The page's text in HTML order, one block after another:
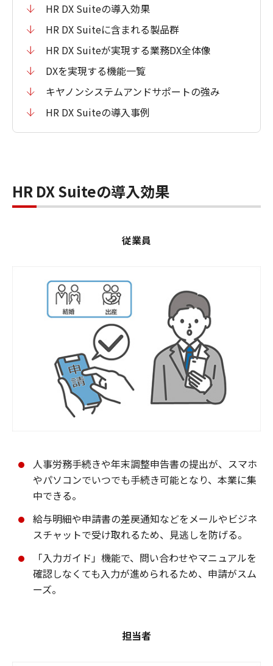
HR DX Suiteの導入効果
HR DX Suiteに含まれる製品群
HR DX Suiteが実現する業務DX全体像
DXを実現する機能一覧
キヤノンシステムアンドサポートの強み
HR DX Suiteの導入事例
HR DX Suiteの導入効果
従業員
人事労務手続きや年末調整申告書の提出が、スマホ
やパソコンでいつでも手続き可能となり、本業に集
中できる。
給与明細や申請書の差戻通知などをメールやビジネ
スチャットで受け取れるため、見逃しを防げる。
「入力ガイド」機能で、問い合わせやマニュアルを
確認しなくても入力が進められるため、申請がスム
ーズ。
担当者